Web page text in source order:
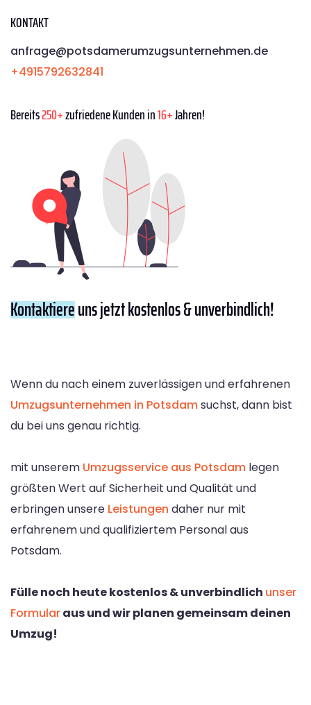
KONTAKT
anfrage@potsdamerumzugsunternehmen.de
+4915792632841
Bereits250+zufriedene Kunden in16+Jahren!
Kontaktiereuns jetzt kostenlos & unverbindlich!
Wenn du nach einem zuverlässigen und erfahrenen
Umzugsunternehmen in Potsdamsuchst, dann bist
du bei uns genau richtig.
mit unserem Umzugsservice aus Potsdam legen
größten Wert auf Sicherheit und Qualität und
erbringen unsere Leistungen daher nur mit
erfahrenem und qualifiziertem Personal aus
Potsdam.
Fülle noch heute kostenlos & unverbindlich unser
Formularaus und wir planen gemeinsam deinen
Umzug!